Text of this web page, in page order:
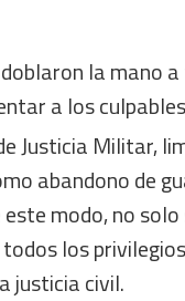
la mano
a los
Justicia Militar,
abandono de
modo, no
los
justicia civil.